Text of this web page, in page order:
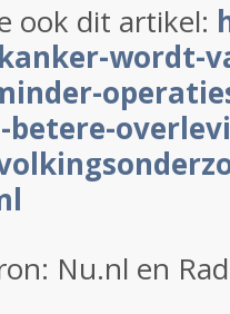
ook dit artikel:
wordt-
betere-
Nu.nl en